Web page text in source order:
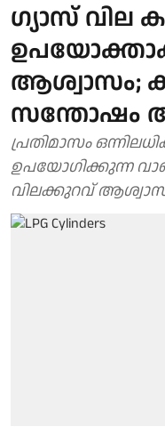
ഗ്യാസ് വില
ആശ്വാസം;
സന്തോഷം
പ്രതിമാസം
ഉപയോഗിക്കുന്ന
വിലക്കുറവ്